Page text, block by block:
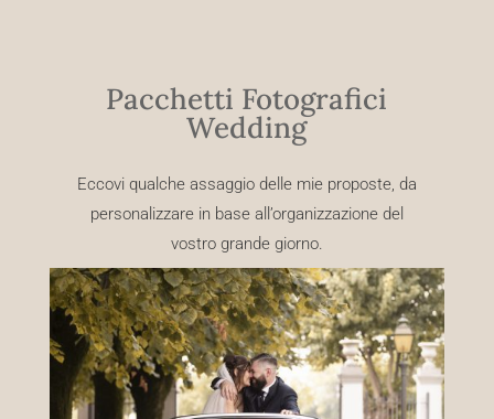
Pacchetti Fotografici
Wedding
Eccovi qualche assaggio delle mie proposte, da
personalizzare in base all’organizzazione del
vostro grande giorno.